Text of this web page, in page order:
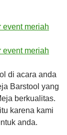
di acara anda
Barstool yang
berkualitas.
karena kami
anda.